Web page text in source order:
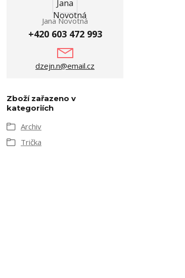
Jana Novotná
+420 603 472 993
dzejn.n@email.cz
Zboží zařazeno v
kategoriích
Archiv
Trička